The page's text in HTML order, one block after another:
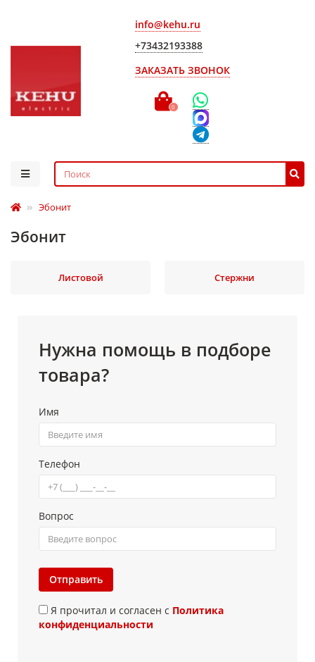
info@kehu.ru
+73432193388
ЗАКАЗАТЬ ЗВОНОК
0
Эбонит
Эбонит
Листовой Стержни
Нужна помощь в подборе
товара?
Имя
Телефон
Вопрос
Отправить
Я прочитал и согласен с Политика
конфиденциальности